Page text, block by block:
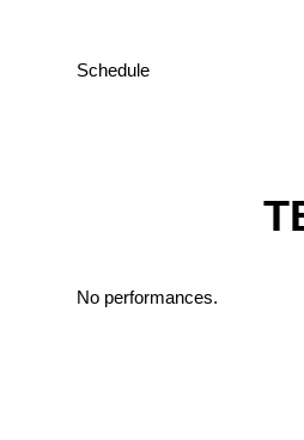
Schedule
No performances.